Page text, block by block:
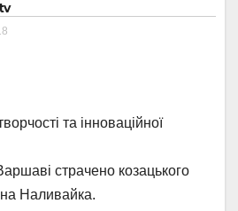
та інноваційної
страчено козацького
Наливайка.